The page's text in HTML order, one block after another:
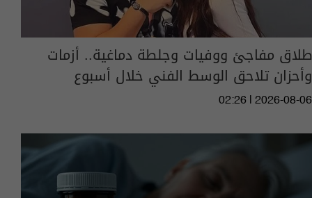
طلاق مفاجئ ووفيات وجلطة دماغية.. أزمات
وأحزان تلاحق الوسط الفني خلال أسبوع
02:26 | 2026-08-06